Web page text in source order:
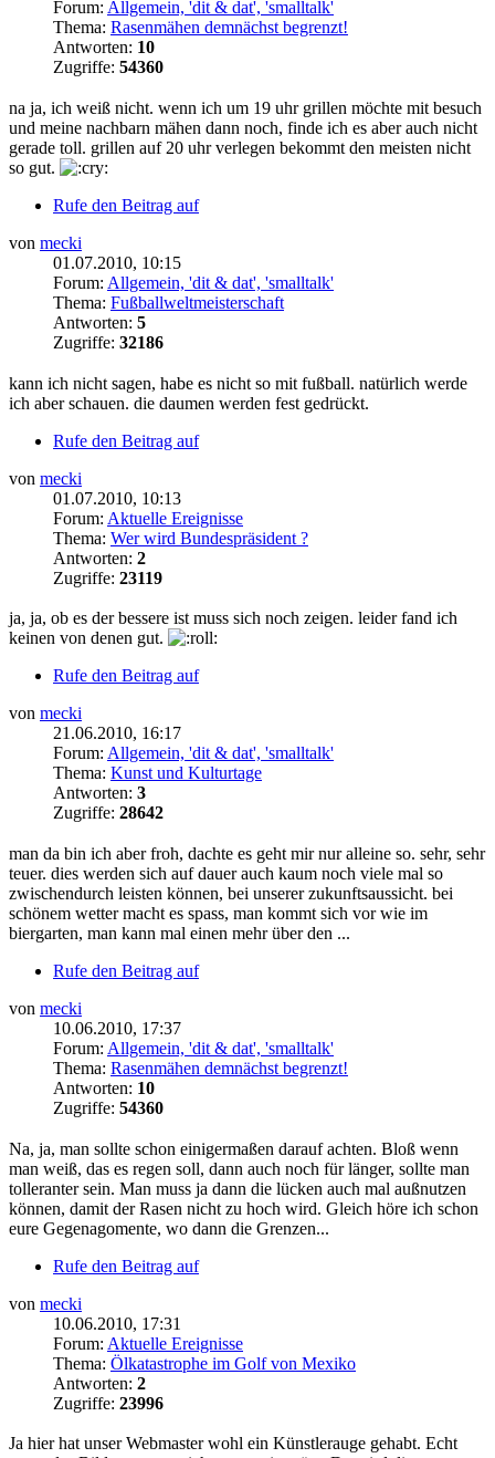
Forum: Allgemein, 'dit & dat', 'smalltalk'
Thema: Rasenmähen demnächst begrenzt!
Antworten: 10
Zugriffe: 54360
na ja, ich weiß nicht. wenn ich um 19 uhr grillen möchte mit besuch
und meine nachbarn mähen dann noch, finde ich es aber auch nicht
gerade toll. grillen auf 20 uhr verlegen bekommt den meisten nicht
so gut.
Rufe den Beitrag auf
von mecki
01.07.2010, 10:15
Forum: Allgemein, 'dit & dat', 'smalltalk'
Thema: Fußballweltmeisterschaft
Antworten: 5
Zugriffe: 32186
kann ich nicht sagen, habe es nicht so mit fußball. natürlich werde
ich aber schauen. die daumen werden fest gedrückt.
Rufe den Beitrag auf
von mecki
01.07.2010, 10:13
Forum: Aktuelle Ereignisse
Thema: Wer wird Bundespräsident ?
Antworten: 2
Zugriffe: 23119
ja, ja, ob es der bessere ist muss sich noch zeigen. leider fand ich
keinen von denen gut.
Rufe den Beitrag auf
von mecki
21.06.2010, 16:17
Forum: Allgemein, 'dit & dat', 'smalltalk'
Thema: Kunst und Kulturtage
Antworten: 3
Zugriffe: 28642
man da bin ich aber froh, dachte es geht mir nur alleine so. sehr, sehr
teuer. dies werden sich auf dauer auch kaum noch viele mal so
zwischendurch leisten können, bei unserer zukunftsaussicht. bei
schönem wetter macht es spass, man kommt sich vor wie im
biergarten, man kann mal einen mehr über den ...
Rufe den Beitrag auf
von mecki
10.06.2010, 17:37
Forum: Allgemein, 'dit & dat', 'smalltalk'
Thema: Rasenmähen demnächst begrenzt!
Antworten: 10
Zugriffe: 54360
Na, ja, man sollte schon einigermaßen darauf achten. Bloß wenn
man weiß, das es regen soll, dann auch noch für länger, sollte man
tolleranter sein. Man muss ja dann die lücken auch mal außnutzen
können, damit der Rasen nicht zu hoch wird. Gleich höre ich schon
eure Gegenagomente, wo dann die Grenzen...
Rufe den Beitrag auf
von mecki
10.06.2010, 17:31
Forum: Aktuelle Ereignisse
Thema: Ölkatastrophe im Golf von Mexiko
Antworten: 2
Zugriffe: 23996
Ja hier hat unser Webmaster wohl ein Künstlerauge gehabt. Echt